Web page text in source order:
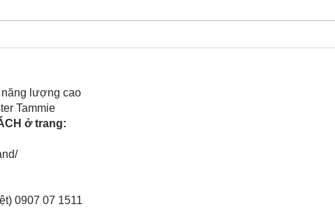
Cô Hoa Duong chia sẻ
lượng cao
Tammie
ở trang:
0907 07 1511